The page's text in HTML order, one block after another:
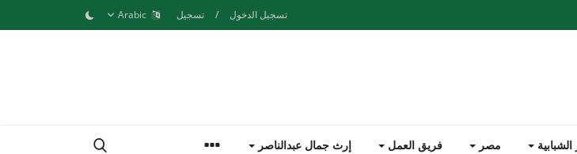
تسجيل الدخول / تسجيل
مصر فريق العمل إرث جمال عبدالناصر